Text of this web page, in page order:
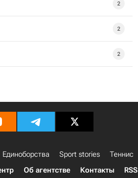
2
2
2
Единоборства Sport stories Теннис
Об агентстве Контакты RSS